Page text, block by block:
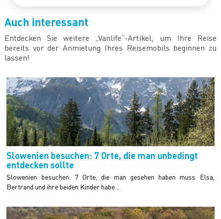
Auch interessant
Entdecken Sie weitere „Vanlife“-Artikel, um Ihre Reise
bereits vor der Anmietung Ihres Reisemobils beginnen zu
lassen!
Slowenien besuchen: 7 Orte, die man unbedingt
entdecken sollte
Slowenien besuchen: 7 Orte, die man gesehen haben muss Elsa,
Bertrand und ihre beiden Kinder habe...